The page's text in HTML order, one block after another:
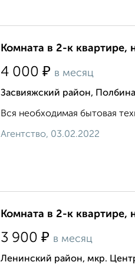
Комната в 2-к квартире,
4 000 ₽ в месяц
Засвияжский район,
Вся необходимая бытовая
Агентство, 03.02.2022
Комната в 2-к квартире,
3 900 ₽ в месяц
Ленинский район, мкр.